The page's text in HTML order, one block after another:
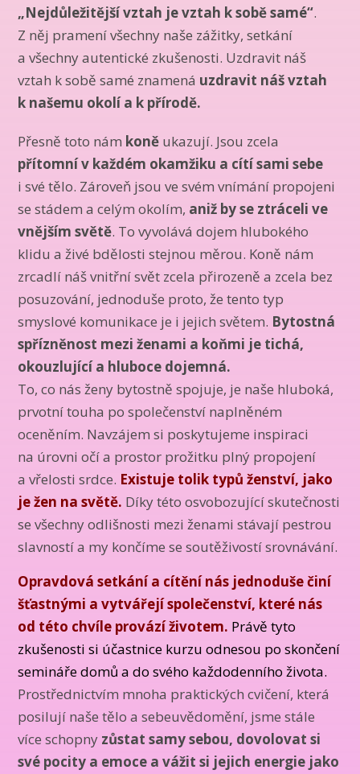
„Nejdůležitější vztah je vztah k sobě samé“.
Z něj pramení všechny naše zážitky, setkání
a všechny autentické zkušenosti. Uzdravit náš
vztah k sobě samé znamená uzdravit náš vztah
k našemu okolí a k přírodě.
Přesně toto nám koně ukazují. Jsou zcela
přítomní v každém okamžiku a cítí sami sebe
i své tělo. Zároveň jsou ve svém vnímání propojeni
se stádem a celým okolím, aniž by se ztráceli ve
vnějším světě. To vyvolává dojem hlubokého
klidu a živé bdělosti stejnou měrou. Koně nám
zrcadlí náš vnitřní svět zcela přirozeně a zcela bez
posuzování, jednoduše proto, že tento typ
smyslové komunikace je i jejich světem. Bytostná
spřízněnost mezi ženami a koňmi je tichá,
okouzlující a hluboce dojemná.
To, co nás ženy bytostně spojuje, je naše hluboká,
prvotní touha po společenství naplněném
oceněním. Navzájem si poskytujeme inspiraci
na úrovni očí a prostor prožitku plný propojení
a vřelosti srdce. Existuje tolik typů ženství, jako
je žen na světě. Díky této osvobozující skutečnosti
se všechny odlišnosti mezi ženami stávají pestrou
slavností a my končíme se soutěživostí srovnávání.
Opravdová setkání a cítění nás jednoduše činí
šťastnými a vytvářejí společenství, které nás
od této chvíle provází životem. Právě tyto
zkušenosti si účastnice kurzu odnesou po skončení
semináře domů a do svého každodenního života.
Prostřednictvím mnoha praktických cvičení, která
posilují naše tělo a sebeuvědomění, jsme stále
více schopny zůstat samy sebou, dovolovat si
své pocity a emoce a vážit si jejich energie jako